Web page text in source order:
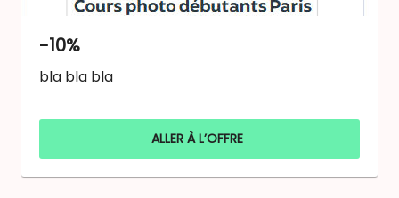
-10%
bla bla bla
ALLER À L’OFFRE